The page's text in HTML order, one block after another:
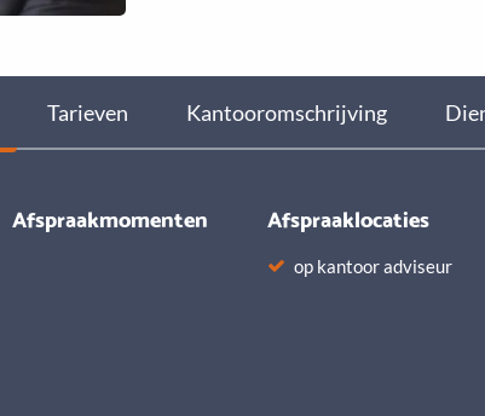
Tarieven Kantooromschrijving
Afspraakmomenten Afspraaklocaties
op kantoor adviseur